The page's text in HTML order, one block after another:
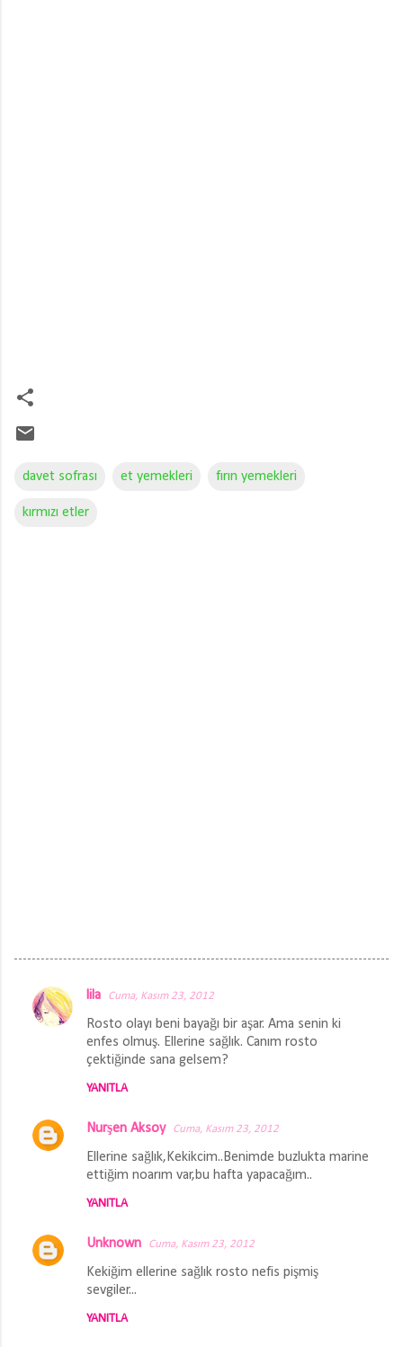
davet sofrası et yemekleri fırın yemekleri
kırmızı etler
Y
l
lila Cuma, Kasım 23, 2012
Rosto olayı beni bayağı bir aşar. Ama senin ki
enfes olmuş. Ellerine sağlık. Canım rosto
çektiğinde sana gelsem?
YANITLA
Nurşen Aksoy Cuma, Kasım 23, 2012
Ellerine sağlık,Kekikcim..Benimde buzlukta marine
ettiğim noarım var,bu hafta yapacağım..
YANITLA
Unknown Cuma, Kasım 23, 2012
Kekiğim ellerine sağlık rosto nefis pişmiş
sevgiler...
YANITLA